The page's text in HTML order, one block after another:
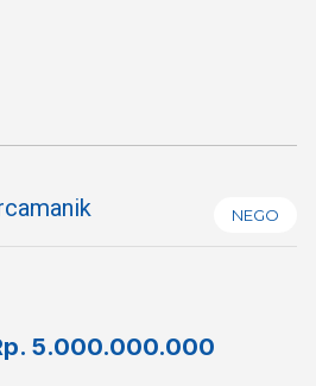
NEGO
5.000.000.000